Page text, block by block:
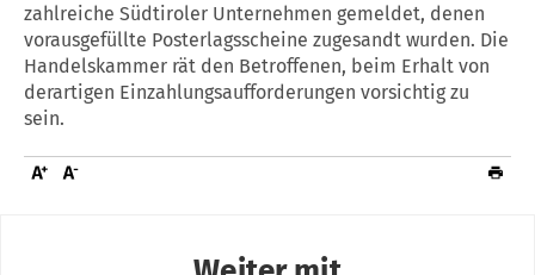
zahlreiche Südtiroler Unternehmen gemeldet, denen
vorausgefüllte Posterlagsscheine zugesandt wurden. Die
Handelskammer rät den Betroffenen, beim Erhalt von
derartigen Einzahlungsaufforderungen vorsichtig zu
sein.